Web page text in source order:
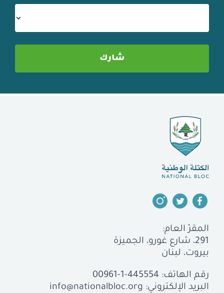
المقرّ العام:
291، شارع غورو، الجميزة
بيروت، لبنان
رقم الهاتف: 00961-1-445554
البريد الإلكتروني: info@nationalbloc.org